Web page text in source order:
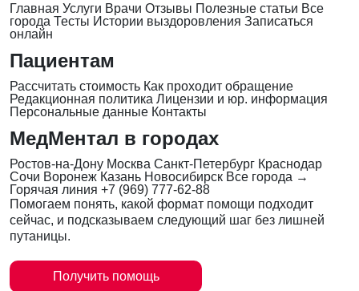
Главная Услуги Врачи Отзывы Полезные статьи Все
города Тесты Истории выздоровления Записаться
онлайн
Пациентам
Рассчитать стоимость Как проходит обращение
Редакционная политика Лицензии и юр. информация
Персональные данные Контакты
МедМентал в городах
Ростов-на-Дону Москва Санкт-Петербург Краснодар
Сочи Воронеж Казань Новосибирск Все города →
Горячая линия +7 (969) 777-62-88
Помогаем понять, какой формат помощи подходит
сейчас, и подсказываем следующий шаг без лишней
путаницы.
Получить помощь